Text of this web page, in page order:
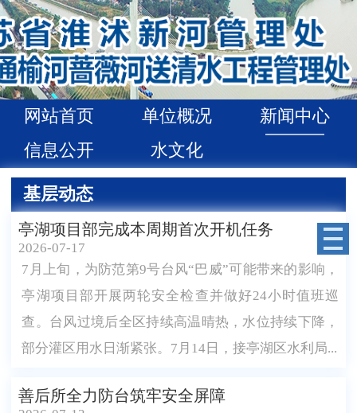
网站首页 单位概况
新闻中心
信息公开
水文化
基层动态
亭湖项目部完成本周期首次开机任务
2026-07-17
7月上旬，为防范第9号台风“巴威”可能带来的影响，
亭湖项目部开展两轮安全检查并做好24小时值班巡
查。台风过境后全区持续高温晴热，水位持续下降，
部分灌区用水日渐紧张。7月14日，接亭湖区水利局...
善后所全力防台筑牢安全屏障